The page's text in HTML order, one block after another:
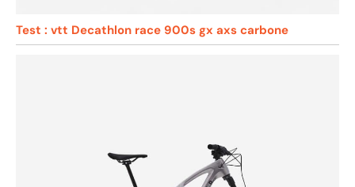
Test : vtt Decathlon race 900s gx axs carbone